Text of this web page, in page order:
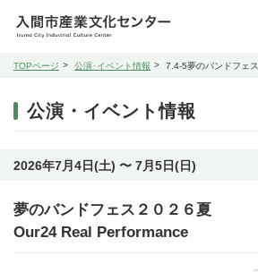
TOPページ 公演･イベント情報 7.4-5夢のバンドフェス
公演・イベント情報
2026年7月4日(土) 〜 7月5日(日)
夢のバンドフェス２０２６夏
Our24 Real Performance